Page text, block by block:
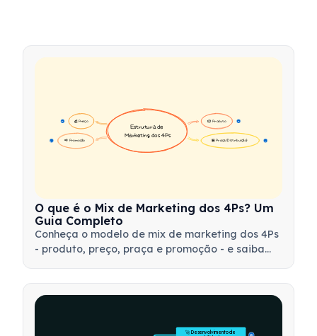
📦 Produto 16
💰 Preço
16
🏪 Praça (Distribuição) 17
📢 Promoção
17
Estrutura de
Marketing dos 4Ps
O que é o Mix de Marketing dos 4Ps? Um
Guia Completo
Conheça o modelo de mix de marketing dos 4Ps
- produto, preço, praça e promoção - e saiba
🚀 Desenvolvimento de
15